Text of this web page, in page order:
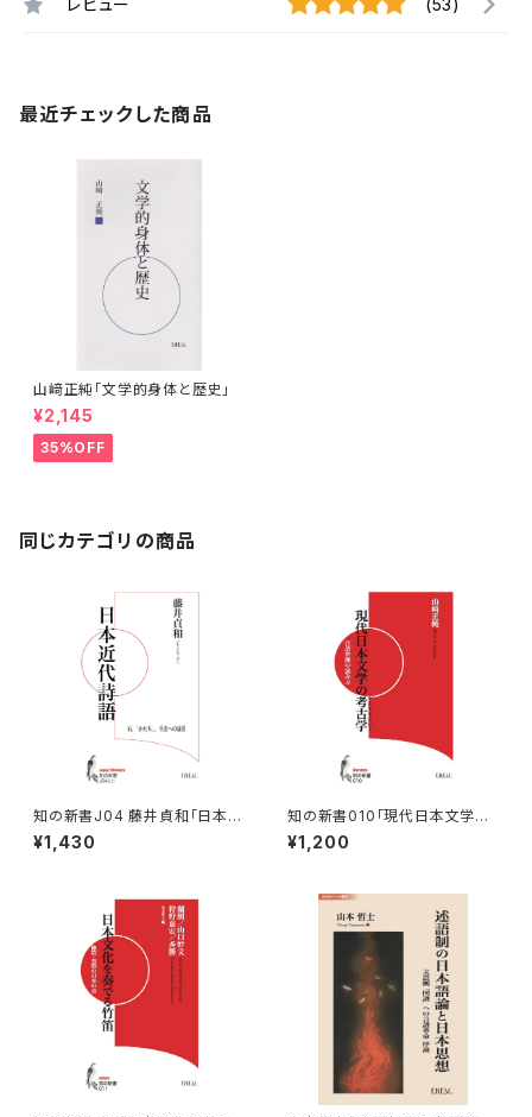
最近チェックした商品
山﨑正純「文学的身体と歴史」
¥2,145
35%OFF
同じカテゴリの商品
知の新書J04 藤井貞和「日本近
代詩語」
¥1,430
知の新書010「現代日本文学の
考古学」
¥1,200